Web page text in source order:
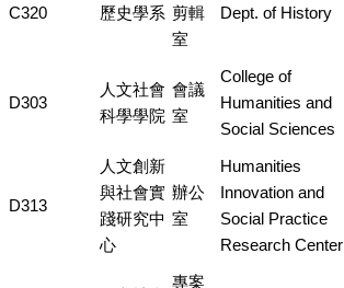
C320 歷史學系 剪輯
室
Dept. of History
D303
人文社會
科學學院
會議
室
College of
Humanities and
Social Sciences
D313
人文創新
與社會實
踐研究中
心
辦公
室
Humanities
Innovation and
Social Practice
Research Center
專案